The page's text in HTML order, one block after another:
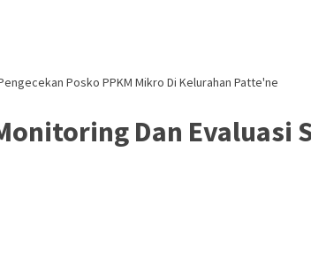
Posko PPKM Mikro Di Kelurahan Patte'ne
Dan Evaluasi